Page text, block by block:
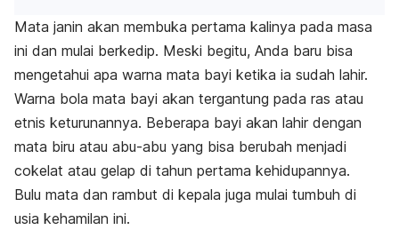
Mata janin akan membuka pertama kalinya pada masa
ini dan mulai berkedip. Meski begitu, Anda baru bisa
mengetahui apa warna mata bayi ketika ia sudah lahir.
Warna bola mata bayi akan tergantung pada ras atau
etnis keturunannya. Beberapa bayi akan lahir dengan
mata biru atau abu-abu yang bisa berubah menjadi
cokelat atau gelap di tahun pertama kehidupannya.
Bulu mata dan rambut di kepala juga mulai tumbuh di
usia kehamilan ini.